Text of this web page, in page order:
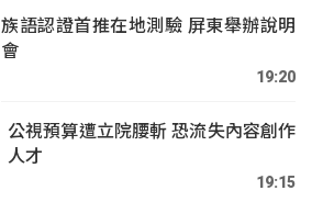
族語認證首推在地測驗 屏東舉辦說明
會
19:20
公視預算遭立院腰斬 恐流失內容創作
人才
19:15